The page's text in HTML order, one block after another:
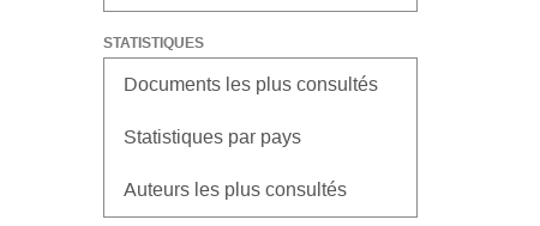
STATISTIQUES
Documents les plus consultés
Statistiques par pays
Auteurs les plus consultés